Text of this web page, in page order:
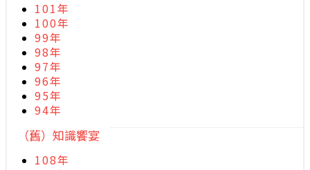
101年
100年
99年
98年
97年
96年
95年
94年
（舊）知識饗宴
108年